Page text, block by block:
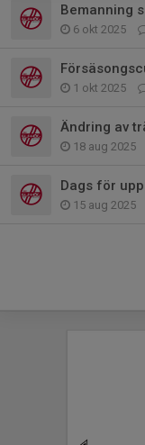
Bemanning
6 okt 2025
1 okt 2025
Ändring av
18 aug 2025
Dags för
15 aug 2025